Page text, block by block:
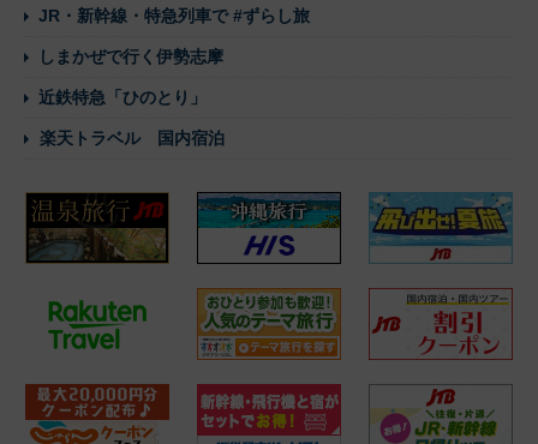
JR・新幹線・特急列車で #ずらし旅
しまかぜで行く伊勢志摩
近鉄特急「ひのとり」
楽天トラベル 国内宿泊